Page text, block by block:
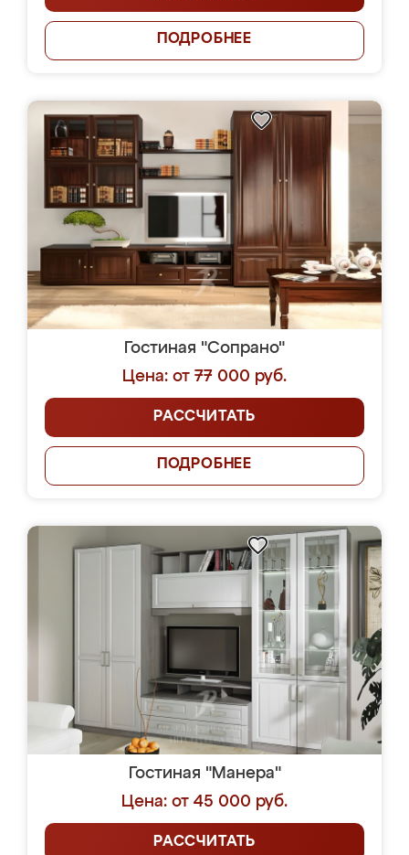
ПОДРОБНЕЕ
Гостиная "Сопрано"
Цена: от 77 000 руб.
РАССЧИТАТЬ
ПОДРОБНЕЕ
Гостиная "Манера"
Цена: от 45 000 руб.
РАССЧИТАТЬ